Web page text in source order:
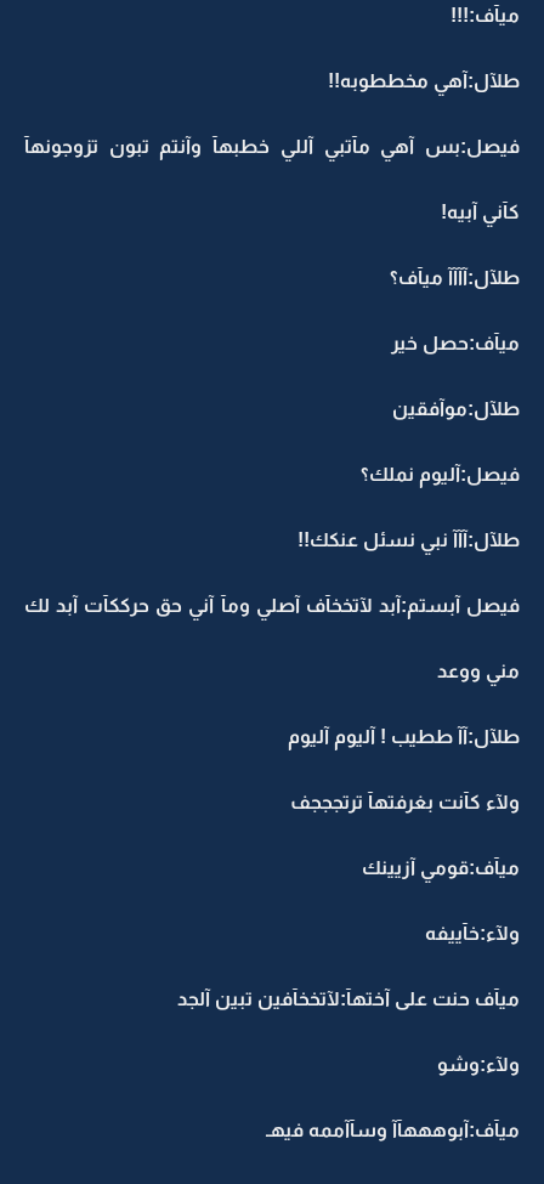
ميآف:!!!
طلآل:آهي مخططوبه!!
فيصل:بس آهي مآتبي آللي خطبهآ وآنتم تبون تزوجونهآ
كآني آبيه!
طلآل:آآآآ ميآف؟
ميآف:حصل خير
طلآل:موآفقين
فيصل:آليوم نملك؟
طلآل:آآآ نبي نسئل عنكك!!
فيصل آبستم:آبد لآتخخآف آصلي ومآ آني حق حرككآت آبد لك
مني ووعد
طلآل:آآ ططيب ! آليوم آليوم
ولآء كآنت بغرفتهآ ترتجججف
ميآف:قومي آزيينك
ولآء:خآييفه
ميآف حنت على آختهآ:لآتخخآفين تبين آلجد
ولآء:وشو
ميآف:آبوهههآآ وسآآممه فيهـ